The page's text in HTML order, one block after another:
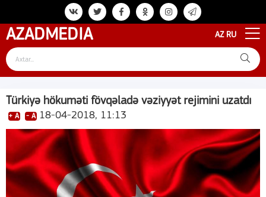
AZADMEDIA AZ RU
Türkiyə hökuməti fövqəladə vəziyyət rejimini uzatdı
+ A - A 18-04-2018, 11:13